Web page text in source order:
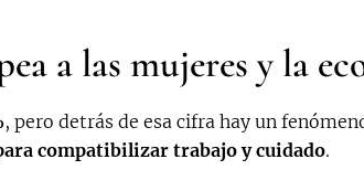
a las mujeres y la
, pero detrás de esa cifra hay un
compatibilizar trabajo y cuidado.